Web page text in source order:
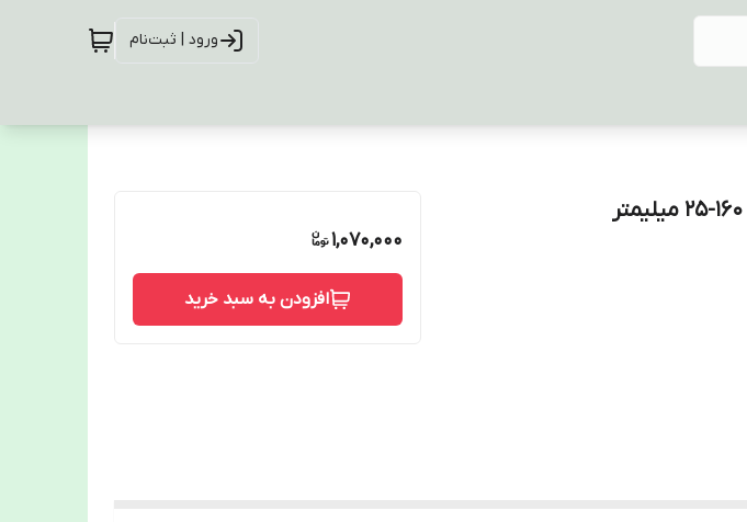
ورود | ثبت‌نام
1,070,000
افزودن به سبد خرید